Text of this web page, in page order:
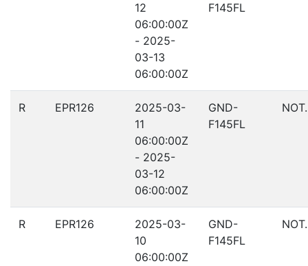
12
06:00:00Z
- 2025-
03-13
06:00:00Z
F145FL
R EPR126
2025-03-
11
06:00:00Z
- 2025-
03-12
06:00:00Z
GND-
F145FL
R EPR126
2025-03-
10
06:00:00Z
GND-
F145FL